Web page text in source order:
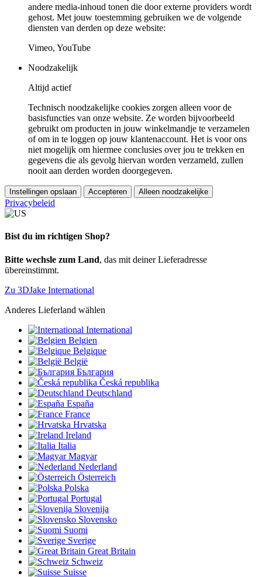
andere media-inhoud tonen die door externe providers wordt
gehost. Met jouw toestemming gebruiken we de volgende
diensten van derden op deze website:
Vimeo, YouTube
Noodzakelijk
Altijd actief
Technisch noodzakelijke cookies zorgen alleen voor de
basisfuncties van onze website. Ze worden bijvoorbeeld
gebruikt om producten in jouw winkelmandje te verzamelen
of om in te loggen op jouw klantenaccount. Het is voor ons
niet mogelijk om hiermee conclusies over jou te trekken en
gegevens die als gevolg hiervan worden verzameld, zullen
nooit aan derden worden doorgegeven.
Instellingen opslaan Accepteren Alleen noodzakelijke
Privacybeleid
Bist du im richtigen Shop?
Bitte wechsle zum Land, das mit deiner Lieferadresse
übereinstimmt.
Zu 3DJake International
Anderes Lieferland wählen
International
Belgien
Belgique
België
България
Česká republika
Deutschland
España
France
Hrvatska
Ireland
Italia
Magyar
Nederland
Österreich
Polska
Portugal
Slovenija
Slovensko
Suomi
Sverige
Great Britain
Schweiz
Suisse